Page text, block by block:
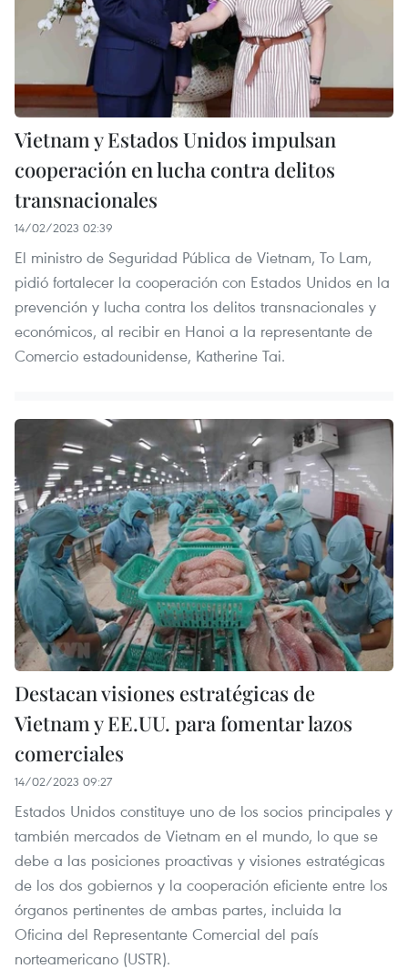
Vietnam y Estados Unidos impulsan
cooperación en lucha contra delitos
transnacionales
14/02/2023 02:39
El ministro de Seguridad Pública de Vietnam, To Lam,
pidió fortalecer la cooperación con Estados Unidos en la
prevención y lucha contra los delitos transnacionales y
económicos, al recibir en Hanoi a la representante de
Comercio estadounidense, Katherine Tai.
Destacan visiones estratégicas de
Vietnam y EE.UU. para fomentar lazos
comerciales
14/02/2023 09:27
Estados Unidos constituye uno de los socios principales y
también mercados de Vietnam en el mundo, lo que se
debe a las posiciones proactivas y visiones estratégicas
de los dos gobiernos y la cooperación eficiente entre los
órganos pertinentes de ambas partes, incluida la
Oficina del Representante Comercial del país
norteamericano (USTR).